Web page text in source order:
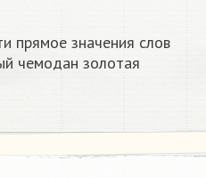
прямое значения слов
чемодан золотая